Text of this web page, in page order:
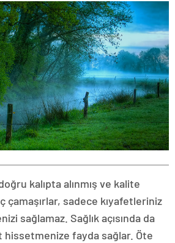
kalıpta alınmış ve kalite
çamaşırlar, sadece kıyafetleriniz
sağlamaz. Sağlık açısında da
hissetmenize fayda sağlar. Öte